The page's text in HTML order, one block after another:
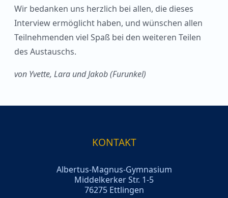
Wir bedanken uns herzlich bei allen, die dieses
Interview ermöglicht haben, und wünschen allen
Teilnehmenden viel Spaß bei den weiteren Teilen
des Austauschs.
von Yvette, Lara und Jakob (Furunkel)
KONTAKT
Albertus-Magnus-Gymnasium
Middelkerker Str. 1-5
76275 Ettlingen